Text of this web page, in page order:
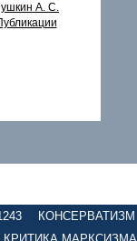
А. С.
КОНСЕРВАТИЗМ